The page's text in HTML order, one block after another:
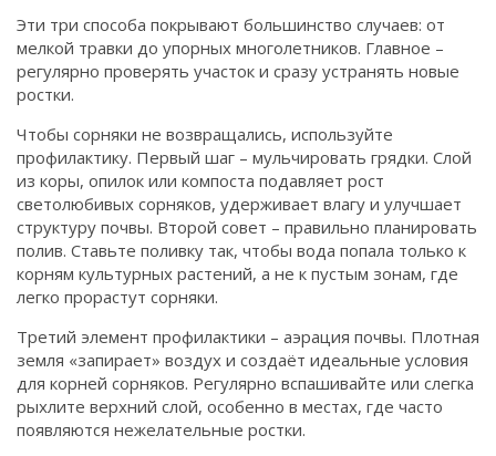
Эти три способа покрывают большинство случаев: от
мелкой травки до упорных многолетников. Главное –
регулярно проверять участок и сразу устранять новые
ростки.
Чтобы сорняки не возвращались, используйте
профилактику. Первый шаг – мульчировать грядки. Слой
из коры, опилок или компоста подавляет рост
светолюбивых сорняков, удерживает влагу и улучшает
структуру почвы. Второй совет – правильно планировать
полив. Ставьте поливку так, чтобы вода попала только к
корням культурных растений, а не к пустым зонам, где
легко прорастут сорняки.
Третий элемент профилактики – аэрация почвы. Плотная
земля «запирает» воздух и создаёт идеальные условия
для корней сорняков. Регулярно вспашивайте или слегка
рыхлите верхний слой, особенно в местах, где часто
появляются нежелательные ростки.